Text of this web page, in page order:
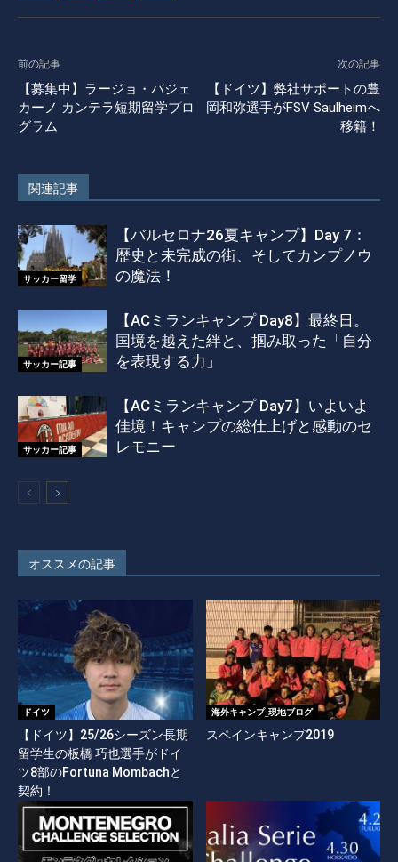
前の記事
【募集中】ラージョ・バジェ
カーノ カンテラ短期留学プロ
グラム
次の記事
【ドイツ】弊社サポートの豊
岡和弥選手がFSV Saulheimへ
移籍！
関連記事
サッカー留学
【バルセロナ26夏キャンプ】Day 7：
歴史と未完成の街、そしてカンプノウ
の魔法！
サッカー記事
【ACミランキャンプ Day8】最終日。
国境を越えた絆と、掴み取った「自分
を表現する力」
サッカー記事
【ACミランキャンプ Day7】いよいよ
佳境！キャンプの総仕上げと感動のセ
レモニー
オススメの記事
ドイツ
【ドイツ】25/26シーズン長期
留学生の板橋 巧也選手がドイ
ツ8部のFortuna Mombachと
契約！
海外キャンプ_現地ブログ
スペインキャンプ2019